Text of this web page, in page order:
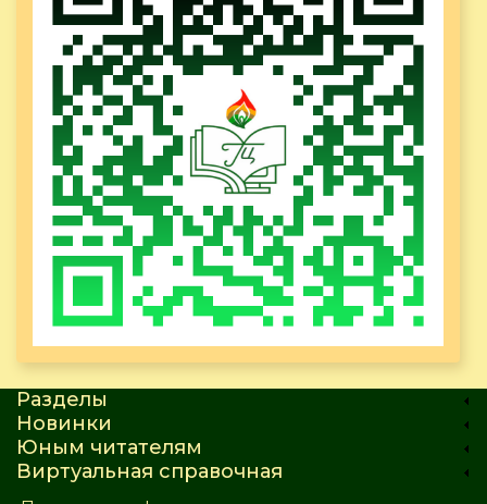
Разделы
Новинки
Юным читателям
Виртуальная справочная